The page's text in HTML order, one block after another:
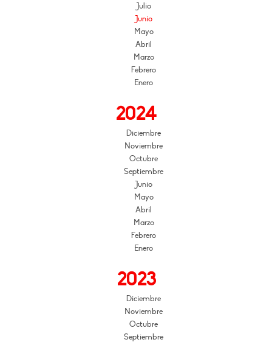
Julio
Junio
Mayo
Abril
Marzo
Febrero
Enero
2024
Diciembre
Noviembre
Octubre
Septiembre
Junio
Mayo
Abril
Marzo
Febrero
Enero
2023
Diciembre
Noviembre
Octubre
Septiembre